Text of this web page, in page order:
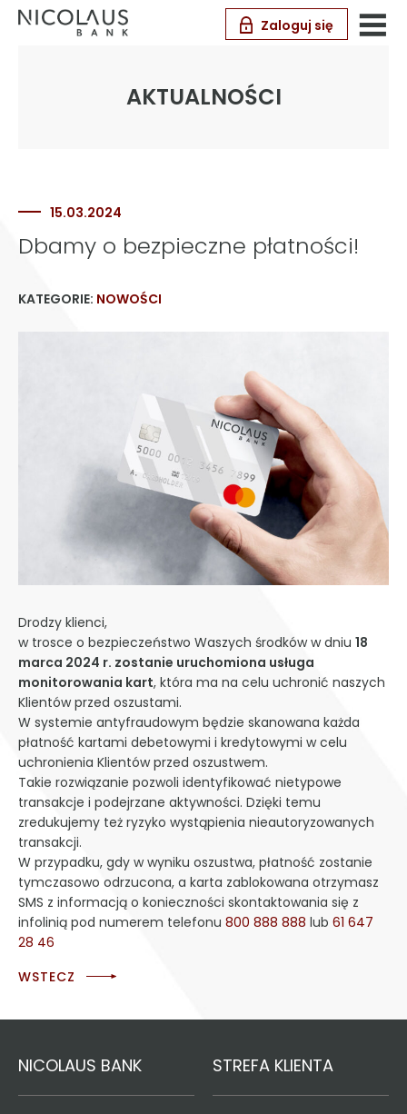
Zaloguj się
AKTUALNOŚCI
15.03.2024
Dbamy o bezpieczne płatności!
KATEGORIE: NOWOŚCI
Drodzy klienci,
w trosce o bezpieczeństwo Waszych środków w dniu 18
marca 2024 r. zostanie uruchomiona usługa
monitorowania kart, która ma na celu uchronić naszych
Klientów przed oszustami.
W systemie antyfraudowym będzie skanowana każda
płatność kartami debetowymi i kredytowymi w celu
uchronienia Klientów przed oszustwem.
Takie rozwiązanie pozwoli identyfikować nietypowe
transakcje i podejrzane aktywności. Dzięki temu
zredukujemy też ryzyko wystąpienia nieautoryzowanych
transakcji.
W przypadku, gdy w wyniku oszustwa, płatność zostanie
tymczasowo odrzucona, a karta zablokowana otrzymasz
SMS z informacją o konieczności skontaktowania się z
infolinią pod numerem telefonu 800 888 888 lub 61 647
28 46
WSTECZ
NICOLAUS BANK STREFA KLIENTA